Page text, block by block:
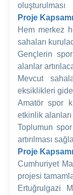
oluşturulması
Proje
Hem merkez
sahaları
Gençlerin
alanlar
Mevcut
eksiklikleri
Amatör spor
etkinlik
Toplumun
artırılması
Proje
Cumhuriyet
projesi
Ertuğrulgazi